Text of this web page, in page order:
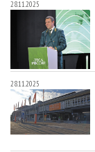
28.11.2025
28.11.2025